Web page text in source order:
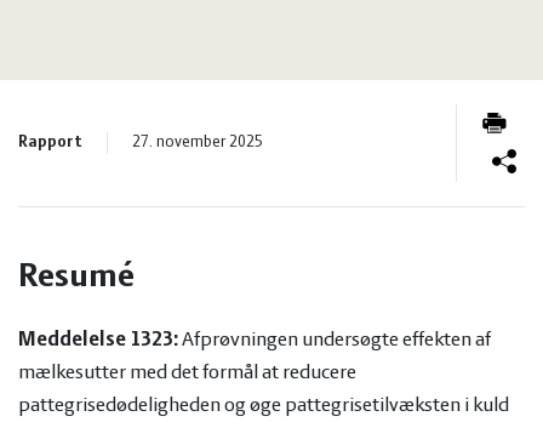
vandmiljø
Økologi
og
Øvrige
Rapport 27. november 2025
Resumé
Meddelelse 1323:Afprøvningen undersøgte effekten af
mælkesutter med det formål at reducere
pattegrisedødeligheden og øge pattegrisetilvæksten i kuld